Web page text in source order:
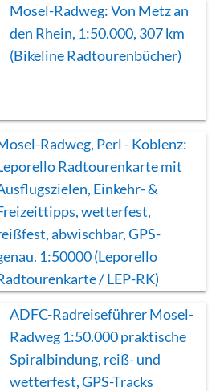
Mosel-Radweg: Von Metz an
den Rhein, 1:50.000, 307 km
(Bikeline Radtourenbücher)
Radweg, Perl - Koblenz:
Radtourenkarte mit
Einkehr- &
wetterfest,
abwischbar, GPS-
1:50000 (Leporello
/ LEP-RK)
ADFC-Radreiseführer Mosel-
Radweg 1:50.000 praktische
Spiralbindung, reiß- und
wetterfest, GPS-Tracks